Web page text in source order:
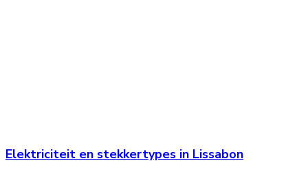
Elektriciteit en stekkertypes in Lissabon